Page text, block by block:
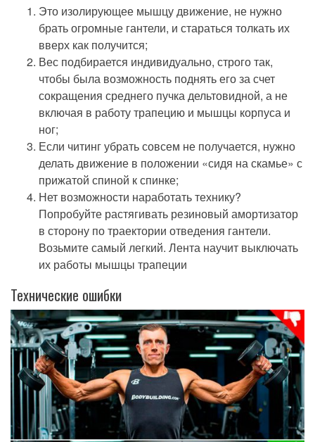
Это изолирующее мышцу движение, не нужно
брать огромные гантели, и стараться толкать их
вверх как получится;
Вес подбирается индивидуально, строго так,
чтобы была возможность поднять его за счет
сокращения среднего пучка дельтовидной, а не
включая в работу трапецию и мышцы корпуса и
ног;
Если читинг убрать совсем не получается, нужно
делать движение в положении «сидя на скамье» с
прижатой спиной к спинке;
Нет возможности наработать технику?
Попробуйте растягивать резиновый амортизатор
в сторону по траектории отведения гантели.
Возьмите самый легкий. Лента научит выключать
их работы мышцы трапеции
Технические ошибки